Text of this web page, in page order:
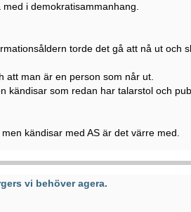
i demokratisammanhang.
torde det gå att nå ut och
att man är en person som når ut.
kändisar som redan har talarstol och
kändisar med AS är det värre med.
vi behöver agera.